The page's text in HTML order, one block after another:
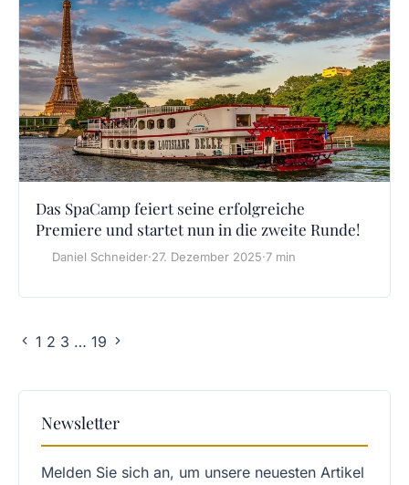
Das SpaCamp feiert seine erfolgreiche
Premiere und startet nun in die zweite Runde!
Daniel Schneider·27. Dezember 2025·7 min
1 2 3 … 19
Newsletter
Melden Sie sich an, um unsere neuesten Artikel